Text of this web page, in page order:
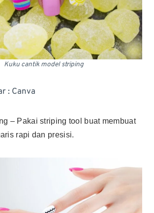
Kuku cantik model striping
: Canva
– Pakai striping tool buat membuat
rapi dan presisi.